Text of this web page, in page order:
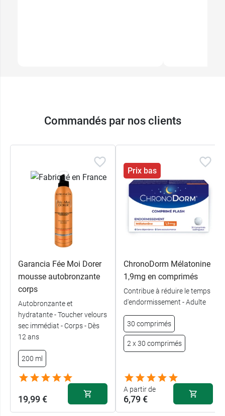
Commandés par nos clients
Garancia Fée Moi Dorer
mousse autobronzante
corps
Autobronzante et
hydratante - Toucher velours
sec immédiat - Corps - Dès
12 ans
200 ml
19,99 €
Prix bas
ChronoDorm Mélatonine
1,9mg en comprimés
Contribue à réduire le temps
d'endormissement - Adulte
30 comprimés
2 x 30 comprimés
A partir de
6,79 €